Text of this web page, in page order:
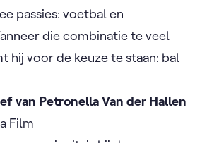
passies: voetbal en
die combinatie te veel
hij voor de keuze te staan: bal
van Petronella Van der Hallen
Film